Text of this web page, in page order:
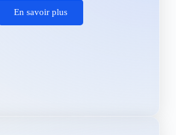
En savoir plus